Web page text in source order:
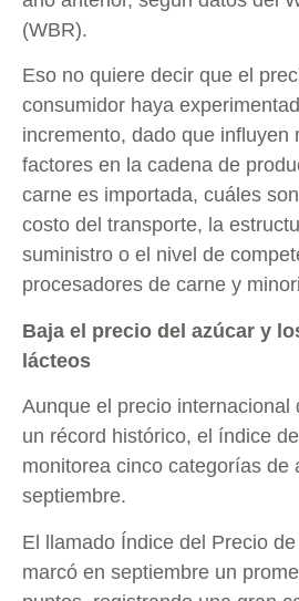
(WBR).
Eso no quiere decir que el
consumidor haya
incremento, dado que influyen
factores en la cadena de
carne es importada, cuáles
costo del transporte, la
suministro o el nivel de
procesadores de carne y
Baja el precio del azúcar y
lácteos
Aunque el precio internacional
un récord histórico, el índice
monitorea cinco categorías de
septiembre.
El llamado Índice del Precio
marcó en septiembre un